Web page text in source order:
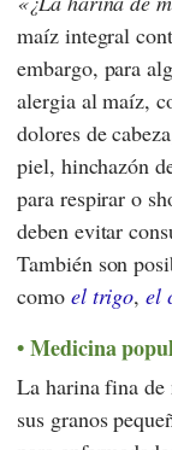
maíz integral
embargo, para
alergia al maíz,
dolores de
piel, hinchazón
para respirar o
deben evitar
También son
como el trigo,el
Medicina
La harina fina
sus granos